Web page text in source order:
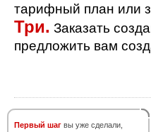
тарифный план или
Три. Заказать
предложить вам
Первый шаг вы уже сделали,